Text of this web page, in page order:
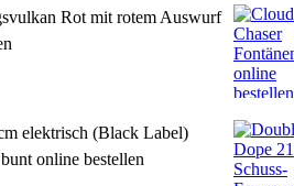
Rot mit rotem Auswurf
elektrisch (Black Label)
online bestellen